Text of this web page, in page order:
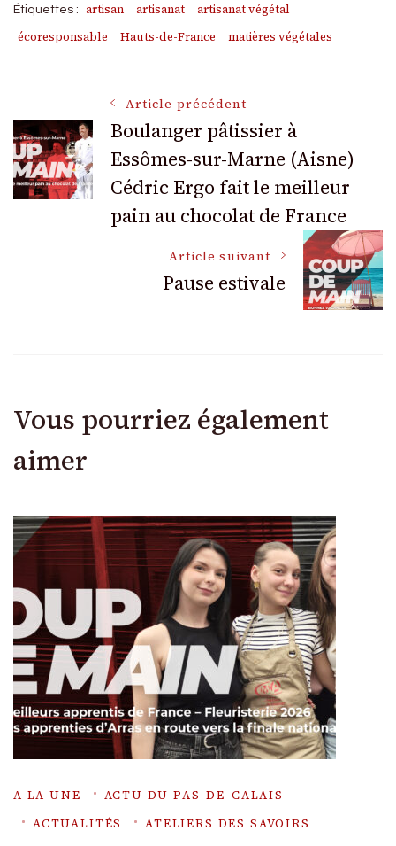
Étiquettes : artisan artisanat
artisanat végétal
écoresponsable
Hauts-de-France matières végétales
Navigation
des
articles
Article précédent
Boulanger pâtissier à
Essômes-sur-Marne (Aisne)
Cédric Ergo fait le meilleur
pain au chocolat de France
Article suivant
Pause estivale
Vous pourriez également
aimer
A LA UNE
ACTU DU PAS-DE-CALAIS
ACTUALITÉS
ATELIERS DES SAVOIRS